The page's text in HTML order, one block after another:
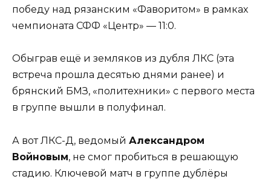
победу над рязанским «Фаворитом» в рамках
чемпионата СФФ «Центр» — 11:0.
Обыграв ещё и земляков из дубля ЛКС (эта
встреча прошла десятью днями ранее) и
брянский БМЗ, «политехники» с первого места
в группе вышли в полуфинал.
А вот ЛКС-Д, ведомый Александром
Войновым, не смог пробиться в решающую
стадию. Ключевой матч в группе дублёры